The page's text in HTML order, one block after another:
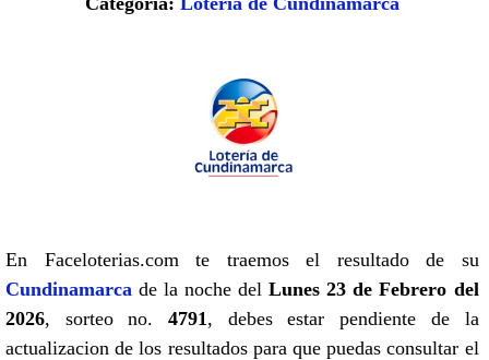
En Faceloterias.com te traemos el resultado de su
Cundinamarca de la noche delLunes 23 de Febrero del
2026, sorteo no.4791 , debes estar pendiente de la
actualizacion de los resultados para que puedas consultar el